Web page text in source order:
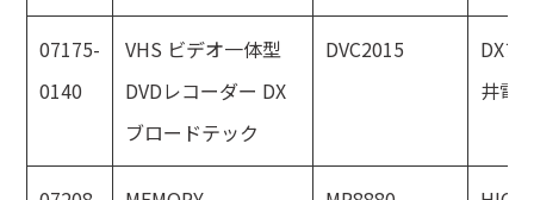
07175-
0140
VHS ビデオ一体型
DVDレコーダー DX
ブロードテック
DVC2015
DXア
井電